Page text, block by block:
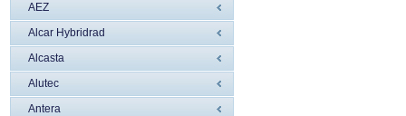
AEZ
Alcar Hybridrad
Alcasta
Alutec
Antera